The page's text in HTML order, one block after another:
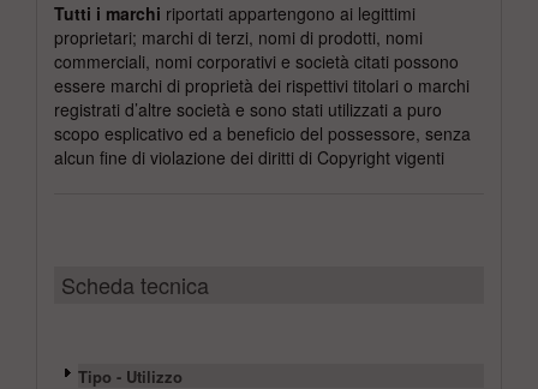
Tutti i marchi riportati appartengono ai legittimi
proprietari; marchi di terzi, nomi di prodotti, nomi
commerciali, nomi corporativi e società citati possono
essere marchi di proprietà dei rispettivi titolari o marchi
registrati d’altre società e sono stati utilizzati a puro
scopo esplicativo ed a beneficio del possessore, senza
alcun fine di violazione dei diritti di Copyright vigenti
Scheda tecnica
Tipo - Utilizzo